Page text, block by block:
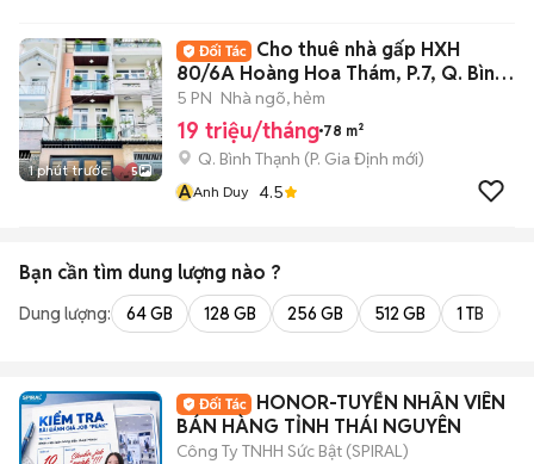
1 phút trước 5
Cho thuê nhà gấp HXH
80/6A Hoàng Hoa Thám, P.7, Q. Bình
Thạnh
5 PN Nhà ngõ, hẻm
19 triệu/tháng 78 m²
Q. Bình Thạnh (P. Gia Định mới)
AAnh Duy 4.5
Bạn cần tìm dung lượng nào ?
Dung lượng: 64 GB 128 GB 256 GB 512 GB 1 TB
HONOR-TUYỂN NHÂN VIÊN
BÁN HÀNG TỈNH THÁI NGUYÊN
Công Ty TNHH Sức Bật (SPIRAL)